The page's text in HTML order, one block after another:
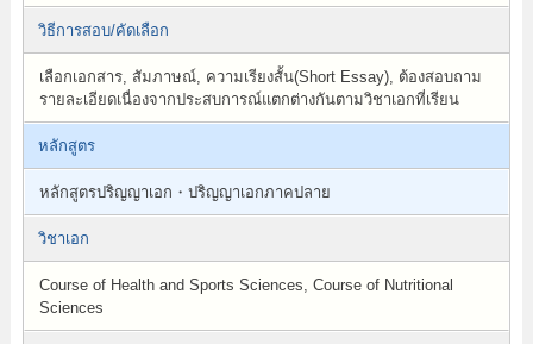
วิธีการสอบ/คัดเลือก
เลือกเอกสาร, สัมภาษณ์, ความเรียงสั้น(Short Essay), ต้องสอบถาม
รายละเอียดเนื่องจากประสบการณ์แตกต่างกันตามวิชาเอกที่เรียน
หลักสูตร
หลักสูตรปริญญาเอก・ปริญญาเอกภาคปลาย
วิชาเอก
Course of Health and Sports Sciences, Course of Nutritional
Sciences